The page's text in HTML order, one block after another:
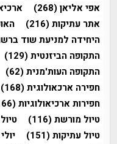
אפי אליאן(268)
אתר עתיקות(216)
היחידה למניעת שוד
התקופה הביזנטית(129)
התקופה העות'מנית(62)
חפירה ארכאולוגית(168)
חפירות ארכיאולוגיות(166)
טיול מורשת(116)
טיול עתיקות(151)